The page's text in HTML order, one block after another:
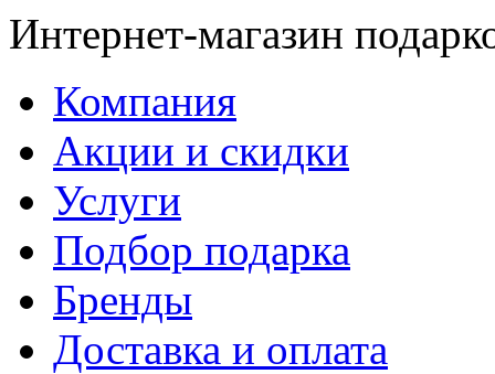
Интернет-магазин
Компания
Акции и скидки
Услуги
Подбор подарка
Бренды
Доставка и оплата